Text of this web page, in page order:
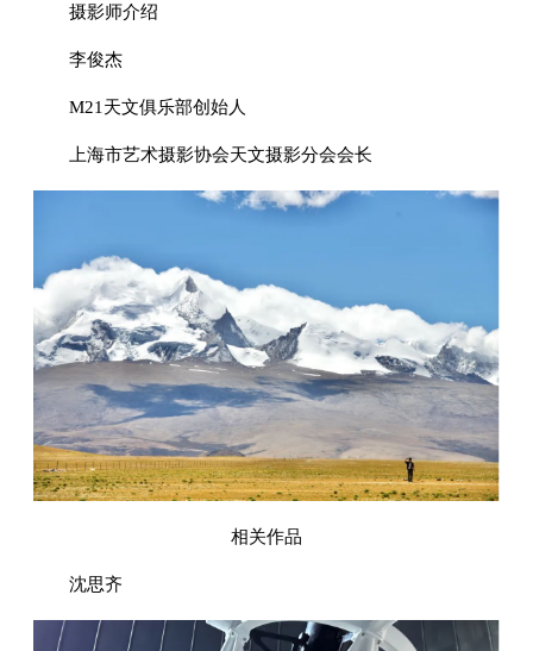
摄影师介绍
李俊杰
M21天文俱乐部创始人
上海市艺术摄影协会天文摄影分会会长
相关作品
沈思齐